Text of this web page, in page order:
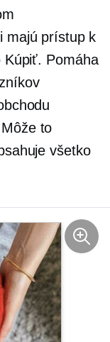
majú prístup k
Pomáha
to
všetko